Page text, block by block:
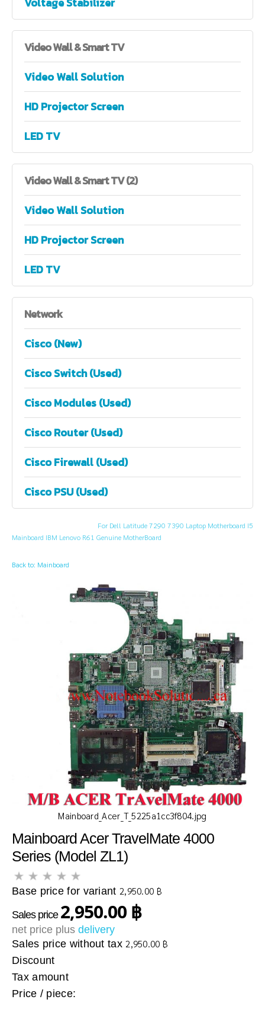
VideoWall & Smart TV
Video Wall Solution
HD Projector Screen
LED TV
VideoWall & Smart TV (2)
Video Wall Solution
HD Projector Screen
LED TV
Network
Cisco (New)
Cisco Switch (Used)
Cisco Modules (Used)
Cisco Router (Used)
Cisco Firewall (Used)
Cisco PSU (Used)
For Dell Latitude 7290 7390 Laptop Motherboard I5
Mainboard IBM Lenovo R61 Genuine MotherBoard
Back to: Mainboard
Mainboard_Acer_T_5225a1cc3f804.jpg
Mainboard Acer TravelMate 4000
Series (Model ZL1)
Base price for variant 2,950.00 ฿
Sales price 2,950.00 ฿
net price plus delivery
Sales price without tax2,950.00 ฿
Discount
Tax amount
Price / piece: